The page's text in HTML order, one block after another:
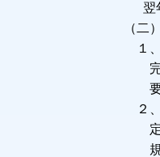
翌年
（二
１、
完
要
２、
定
規